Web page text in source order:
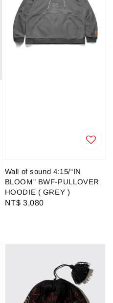
Wall of sound 4:15/“IN
BLOOM” BWF-PULLOVER
HOODIE ( GREY )
Regular
NT$ 3,080